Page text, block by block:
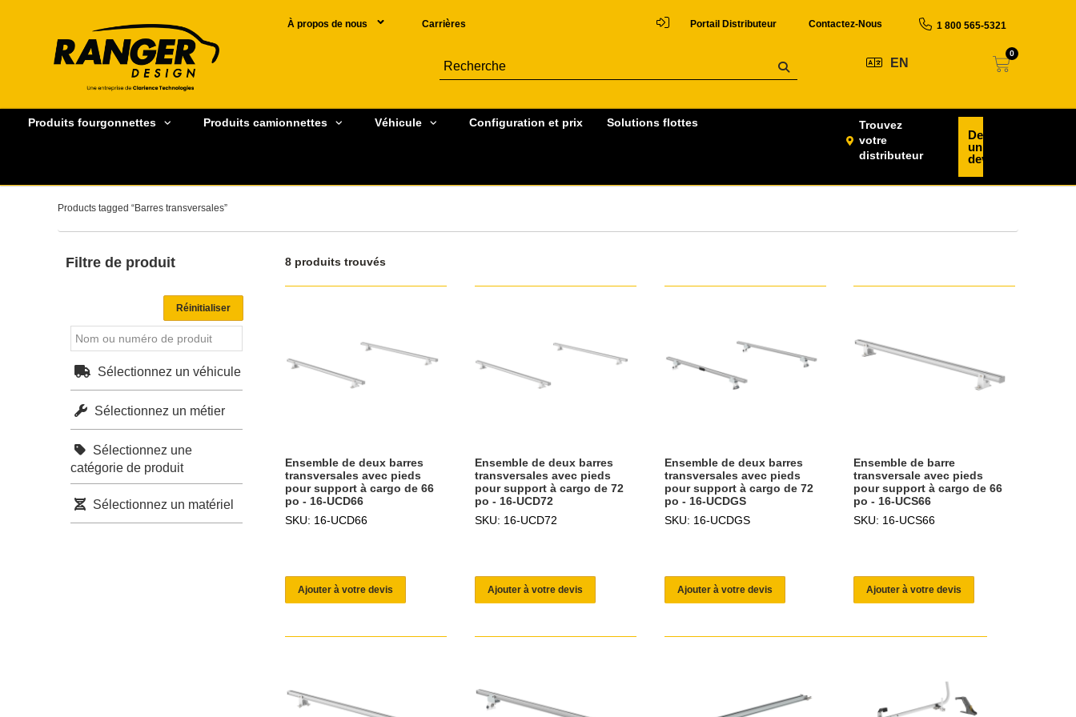
À propos de nous Carrières Portail Distributeur Contactez-Nous 1 800 565-5321
EN
0
Produits fourgonnettes Produits camionnettes Véhicule Configuration et prix Solutions flottes
Trouvez
votre
distributeur
Demander
un
devis
Products tagged “Barres transversales”
8 produits trouvés
Ensemble de deux barres
transversales avec pieds
pour support à cargo de 66
po - 16-UCD66
SKU: 16-UCD66
Ajouter à votre devis
Ensemble de deux barres
transversales avec pieds
pour support à cargo de 72
po - 16-UCD72
SKU: 16-UCD72
Ajouter à votre devis
Ensemble de deux barres
transversales avec pieds
pour support à cargo de 72
po - 16-UCDGS
SKU: 16-UCDGS
Ajouter à votre devis
Ensemble de barre
transversale avec pieds
pour support à cargo de 66
po - 16-UCS66
SKU: 16-UCS66
Ajouter à votre devis
Filtre de produit
Sélectionnez un véhicule
Sélectionnez un métier
Sélectionnez une
catégorie de produit
Sélectionnez un matériel